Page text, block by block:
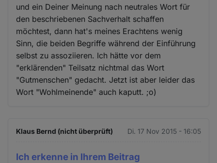
und ein Deiner Meinung nach neutrales Wort für
den beschriebenen Sachverhalt schaffen
möchtest, dann hat's meines Erachtens wenig
Sinn, die beiden Begriffe während der Einführung
selbst zu assoziieren. Ich hätte vor dem
"erklärenden" Teilsatz nichtmal das Wort
"Gutmenschen" gedacht. Jetzt ist aber leider das
Wort "Wohlmeinende" auch kaputt. ;o)
Klaus Bernd (nicht überprüft) Di. 17 Nov 2015 - 16:05
Ich erkenne in Ihrem Beitrag